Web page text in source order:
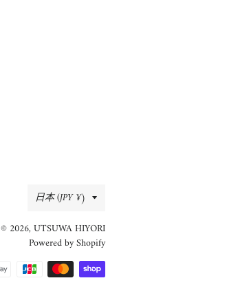
国/
地
域
日本 (JPY ¥)
© 2026, UTSUWA HIYORI
Powered by Shopify
済